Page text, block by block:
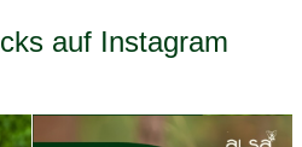
auf Instagram